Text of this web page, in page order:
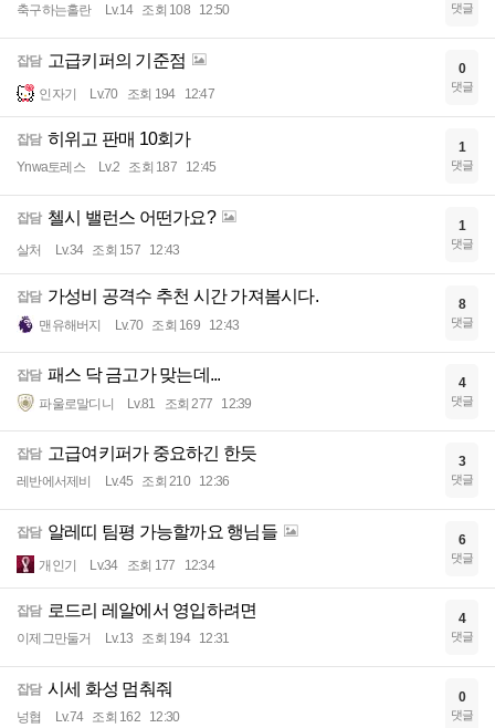
축구하는홀란 Lv.14 조회 108 12:50 댓글
잡담 고급키퍼의 기준점
인자기 Lv.70 조회 194 12:47
0
댓글
잡담 히위고 판매 10회가
Ynwa토레스 Lv.2 조회 187 12:45
1
댓글
잡담 첼시 밸런스 어떤가요?
살처 Lv.34 조회 157 12:43
1
댓글
잡담 가성비 공격수 추천 시간 가져봄시다.
맨유해버지 Lv.70 조회 169 12:43
8
댓글
잡담 패스 닥 금고가 맞는데...
파울로말디니 Lv.81 조회 277 12:39
4
댓글
잡담 고급여키퍼가 중요하긴 한듯
레반에서제비 Lv.45 조회 210 12:36
3
댓글
잡담 알레띠 팀평 가능할까요 행님들
개인기 Lv.34 조회 177 12:34
6
댓글
잡담 로드리 레알에서 영입하려면
이제그만둘거 Lv.13 조회 194 12:31
4
댓글
잡담 시세 화성 멈춰줘
넝협 Lv.74 조회 162 12:30
0
댓글